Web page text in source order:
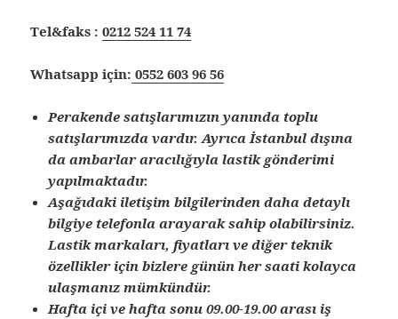
Tel&faks :0212 524 11 74
Whatsapp için: 0552 603 96 56
Perakende satışlarımızın yanında toplu
satışlarımızda vardır. Ayrıca İstanbul dışına
da ambarlar aracılığıyla lastik gönderimi
yapılmaktadır.
Aşağıdaki iletişim bilgilerinden daha detaylı
bilgiye telefonla arayarak sahip olabilirsiniz.
Lastik markaları, fiyatları ve diğer teknik
özellikler için bizlere günün her saati kolayca
ulaşmanız mümkündür.
Hafta içi ve hafta sonu 09.00-19.00 arası iş